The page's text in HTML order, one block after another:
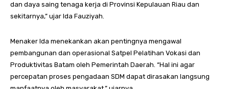
dan daya saing tenaga kerja di Provinsi Kepulauan Riau dan
sekitarnya,” ujar Ida Fauziyah.
Menaker Ida menekankan akan pentingnya mengawal
pembangunan dan operasional Satpel Pelatihan Vokasi dan
Produktivitas Batam oleh Pemerintah Daerah. “Hal ini agar
percepatan proses pengadaan SDM dapat dirasakan langsung